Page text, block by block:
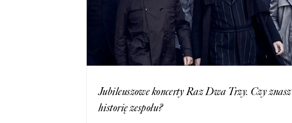
Jubileuszowe koncerty Raz Dwa Trzy. Czy znasz
historię zespołu?